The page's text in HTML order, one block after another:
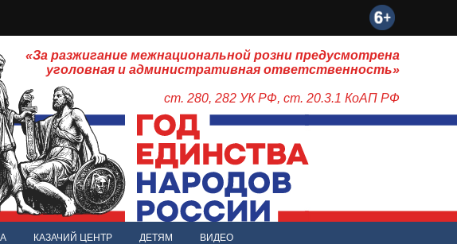
«За разжигание межнациональной розни предусмотрена
уголовная и административная ответственность»
ст. 280, 282 УК РФ, ст. 20.3.1 КоАП РФ
КАЗАЧИЙ ЦЕНТР ДЕТЯМ ВИДЕО